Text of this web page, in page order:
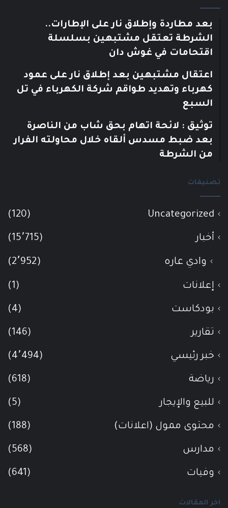
بعد مطاردة وإطلاق نار على الإطارات..
الشرطة تعتقل مشتبهين بسلسلة
اقتحامات في غوش دان
اعتقال مشتبهين بعد إطلاق نار على عمود
كهرباء وتهديد طواقم شركة الكهرباء في تل
السبع
توثيق : لائحة اتهام بحق شاب من الناصرة
بعد ضبط مسدس ألقاه خلال محاولته الفرار
من الشرطة
تصنيفات
Uncategorized
(120)
أخبار (15٬715)
وادي عاره (2٬952)
إعلانات (1)
بودكاست (4)
تقارير (146)
خبر رئيسي (4٬494)
رياضة (618)
للبيع والإيجار (5)
محتوى ممول (اعلانات) (188)
مدارس (568)
وفيات (641)
اخر المقالات